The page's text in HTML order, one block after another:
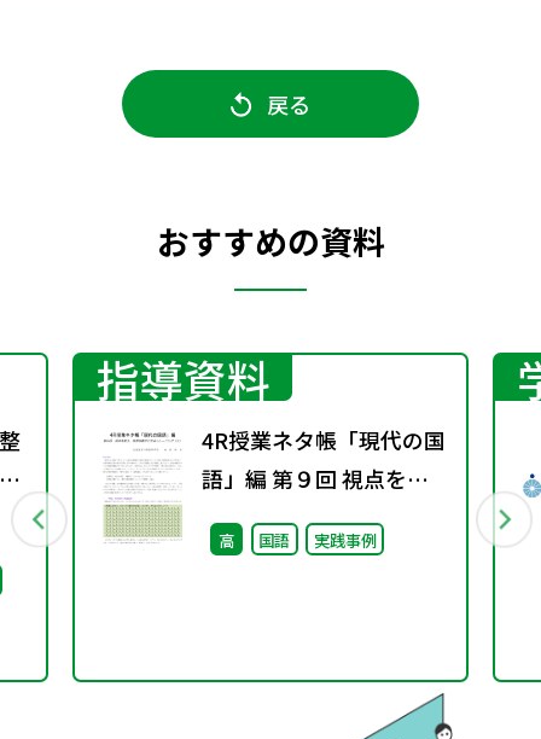
戻る
おすすめの資料
指導資料
4R授業ネタ帳「現代の国
語」編 第９回 視点を変
え、発想を豊かにするト
レーニング（２）
高 国語 実践事例